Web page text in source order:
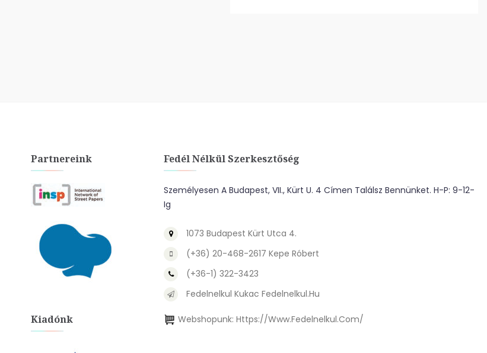
Partnereink
Kiadónk
Fedél Nélkül Szerkesztőség
Személyesen A Budapest, VII., Kürt U. 4 Címen Találsz Bennünket. H-P: 9-12-
Ig
1073 Budapest Kürt Utca 4.
(+36) 20-468-2617 Kepe Róbert
(+36-1) 322-3423
Fedelnelkul Kukac Fedelnelkul.hu
Webshopunk: Https://www.fedelnelkul.com/